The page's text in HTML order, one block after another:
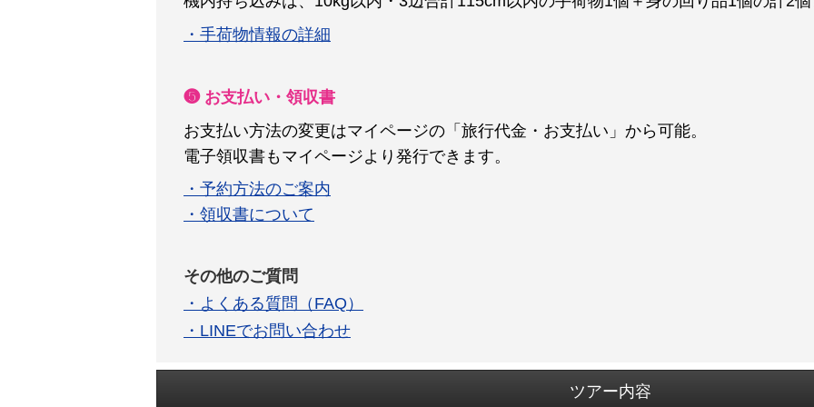
・手荷物情報の詳細
❺ お支払い・領収書
お支払い方法の変更はマイページの「旅行代金・お支払い」から可能。
電子領収書もマイページより発行できます。
・予約方法のご案内
・領収書について
その他のご質問
・よくある質問（FAQ）
・LINEでお問い合わせ
ツアー内容